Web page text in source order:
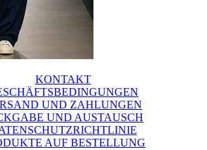
KONTAKT
UND ZAHLUNGEN
UND AUSTAUSCH
AUF BESTELLUNG